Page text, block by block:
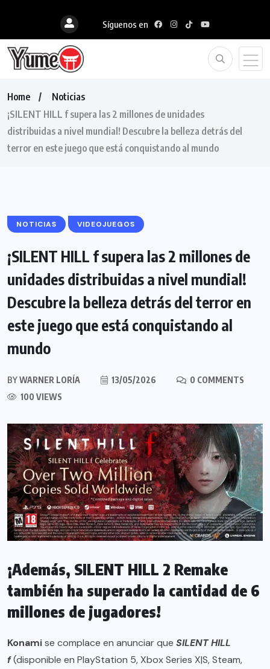
Síguenos en
Home
Noticias
¡SILENT HILL f supera las 2 millones de unidades
distribuidas a nivel mundial! Descubre la belleza detrás del
terror en este juego que está conquistando al mundo
NOTICIAS VIDEOJUEGOS
¡SILENT HILL f supera las 2 millones de
unidades distribuidas a nivel mundial!
Descubre la belleza detrás del terror en
este juego que está conquistando al
mundo
BYWARNER LORÍA 13/05/2026
0 COMMENTS
100 VIEWS
¡Además, SILENT HILL 2 Remake
también ha superado la cantidad de 6
millones de jugadores!
Konamise complace en anunciar que SILENT HILL
f(disponible en PlayStation 5, Xbox Series X|S, Steam,